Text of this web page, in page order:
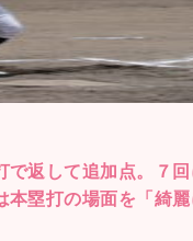
返して追加点。７
塁打の場面を「綺